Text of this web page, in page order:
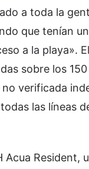
a toda la
que tenían
a la playa».
sobre los
verificada
las líneas
Resident,